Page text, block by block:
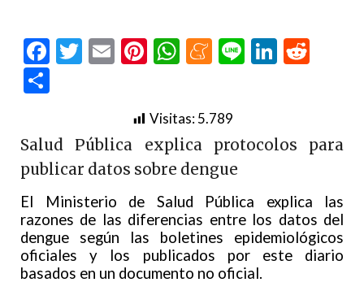
Facebook
Twitter
EmailPinterest
WhatsApp
Meneame
Line
Visitas:5.789
Salud Pública explica protocolos para
publicar datos sobre dengue
El Ministerio de Salud Pública explica las
razones de las diferencias entre los datos del
dengue según las boletines epidemiológicos
oficiales y los publicados por este diario
basados en un documento no oficial.